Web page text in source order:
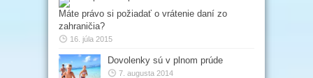
Máte právo si požiadať o vrátenie daní zo
zahraničia?
16. júla 2015
Dovolenky sú v plnom prúde
7. augusta 2014